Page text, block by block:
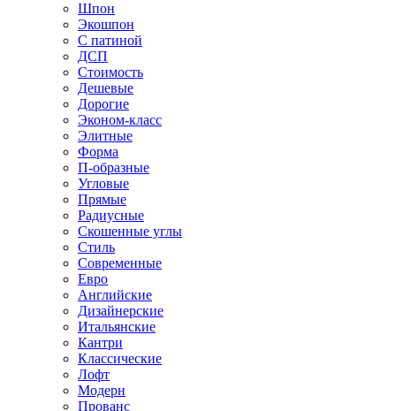
Шпон
Экошпон
С патиной
ДСП
Стоимость
Дешевые
Дорогие
Эконом-класс
Элитные
Форма
П-образные
Угловые
Прямые
Радиусные
Скошенные углы
Стиль
Современные
Евро
Английские
Дизайнерские
Итальянские
Кантри
Классические
Лофт
Модерн
Прованс